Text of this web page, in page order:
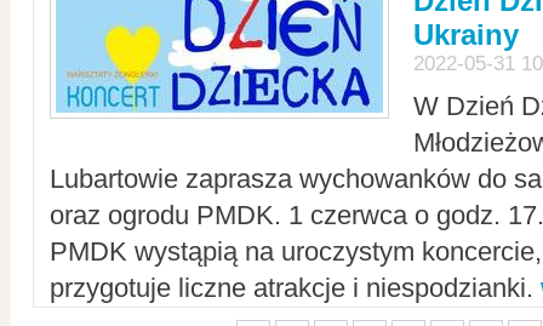
Ukrainy
2022-05-31
W Dzień
Lubartowie zaprasza wychowanków do
oraz ogrodu PMDK. 1 czerwca o godz.
PMDK wystąpią na uroczystym
przygotuje liczne atrakcje i niespodzianki.